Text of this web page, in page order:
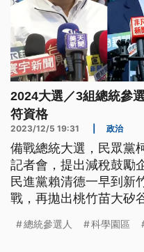
2024大選／3組總統參
符資格
2023/12/5 19:31 政治
備戰總統大選，民眾黨
記者會，提出減稅鼓勵
民進黨賴清德一早到新
戰，再拋出桃竹苗大矽
槓，侯友宜再批，中央
總統參選人 科學園區